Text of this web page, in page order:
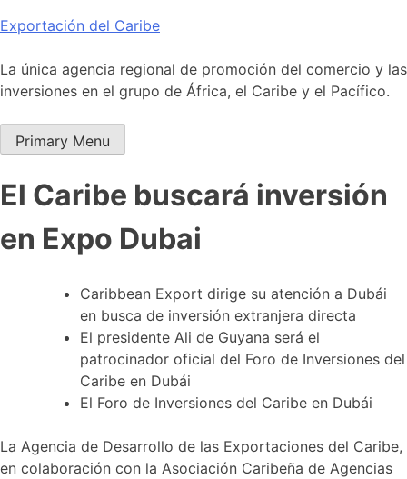
Skip
content
Exportación del Caribe
La única agencia regional de promoción del comercio y las
inversiones en el grupo de África, el Caribe y el Pacífico.
Primary Menu
El Caribe buscará inversión
en Expo Dubai
Caribbean Export dirige su atención a Dubái
en busca de inversión extranjera directa
El presidente Ali de Guyana será el
patrocinador oficial del Foro de Inversiones del
Caribe en Dubái
El Foro de Inversiones del Caribe en Dubái
La Agencia de Desarrollo de las Exportaciones del Caribe,
en colaboración con la Asociación Caribeña de Agencias